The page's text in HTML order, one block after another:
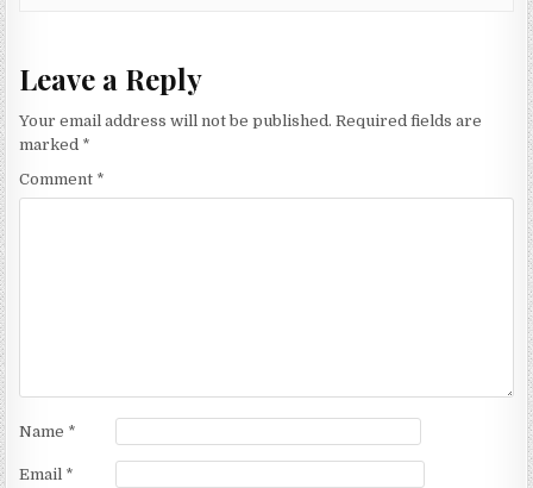
Leave a Reply
Your email address will not be published. Required fields are
marked *
Comment *
Name *
Email *